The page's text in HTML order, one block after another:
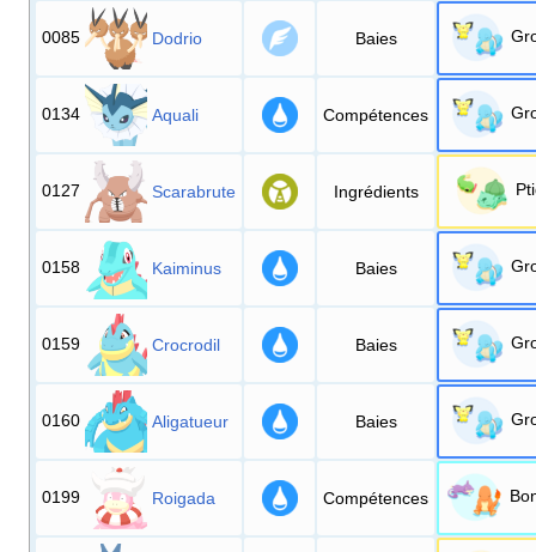
0085 Dodrio Baies
0134 Aquali Compétences
0127 Scarabrute Ingrédients
0158 Kaiminus Baies
0159 Crocrodil Baies
0160 Aligatueur Baies
0199 Roigada Compétences